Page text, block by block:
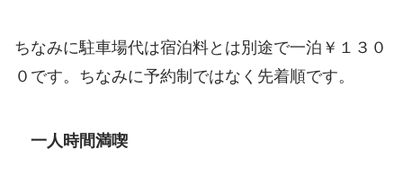
ちなみに駐車場代は宿泊料とは別途で一泊￥１３０
０です。ちなみに予約制ではなく先着順です。
一人時間満喫